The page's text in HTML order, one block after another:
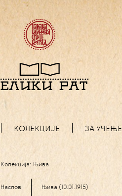
КОЛЕКЦИЈЕ ЗА УЧЕЊЕ
Колекција: Њива
Наслов Њива (10.01.1915)